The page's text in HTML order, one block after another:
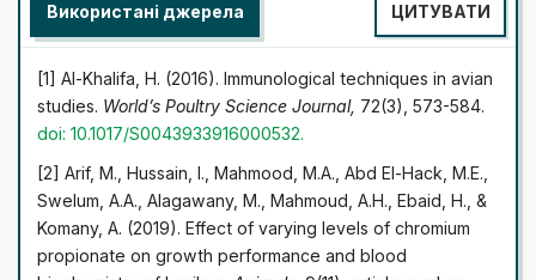
відповідно до існуючих норм. Гематологічні,
імунологічні та біохімічні дослідження проводили
згідно з методиками. Дегустаційну оцінку м'яса і
бульйону проводили по 5-бальній системі, Бульйони
оцінюються за 4 показниками – смаком, запахом,
системою. Аналіз даних загальної маси в групах
вказує на найвищий валовий приріст живої маси в
групі курчат 36-денного віку, яка отримувала GKPF-
109 з 10-денного віку, що становить 14966 г за 26 днів
Використані джерела ЦИТУВАТИ
[1] Al-Khalifa, H. (2016). Immunological techniques in avian
studies. World’s Poultry Science Journal, 72(3), 573-584.
doi: 10.1017/S0043933916000532.
[2] Arif, M., Hussain, I., Mahmood, M.A., Abd El-Hack, M.E.,
Swelum, A.A., Alagawany, M., Mahmoud, A.H., Ebaid, H., &
Komany, A. (2019). Effect of varying levels of chromium
propionate on growth performance and blood